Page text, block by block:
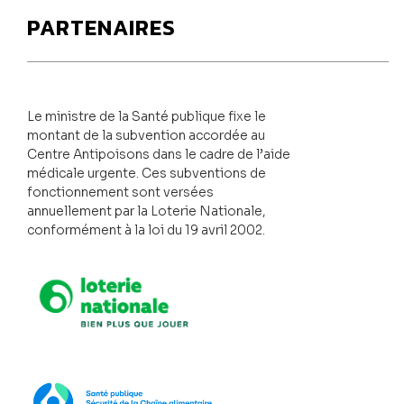
PARTENAIRES
Le ministre de la Santé publique fixe le
montant de la subvention accordée au
Centre Antipoisons dans le cadre de l’aide
médicale urgente. Ces subventions de
fonctionnement sont versées
annuellement par la Loterie Nationale,
conformément à la loi du 19 avril 2002.
Loterie Nationale